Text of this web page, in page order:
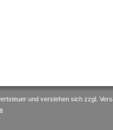
und verstehen sich zzgl.